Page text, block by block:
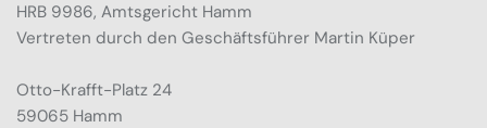
HRB 9986, Amtsgericht Hamm
Vertreten durch den Geschäftsführer Martin Küper
Otto-Krafft-Platz 24
59065 Hamm